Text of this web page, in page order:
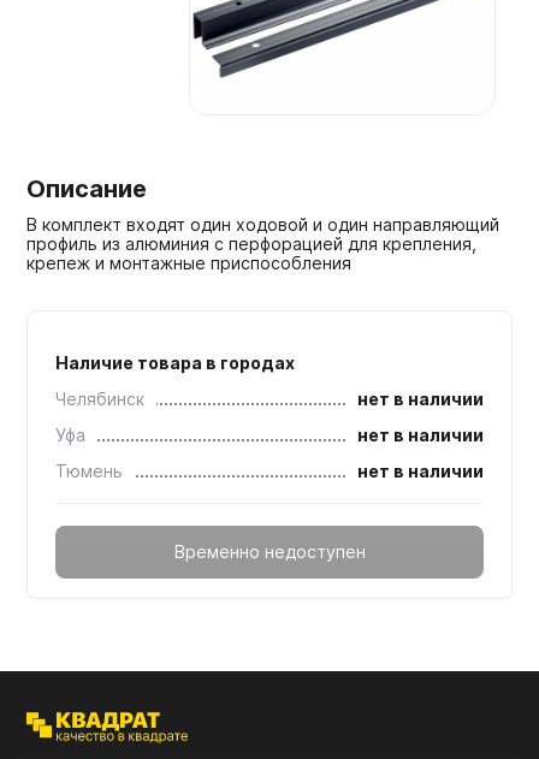
Описание
В комплект входят один ходовой и один направляющий
профиль из алюминия с перфорацией для крепления,
крепеж и монтажные приспособления
Наличие товара в городах
Челябинск
нет в наличии
Уфа
нет в наличии
Тюмень
нет в наличии
Временно недоступен